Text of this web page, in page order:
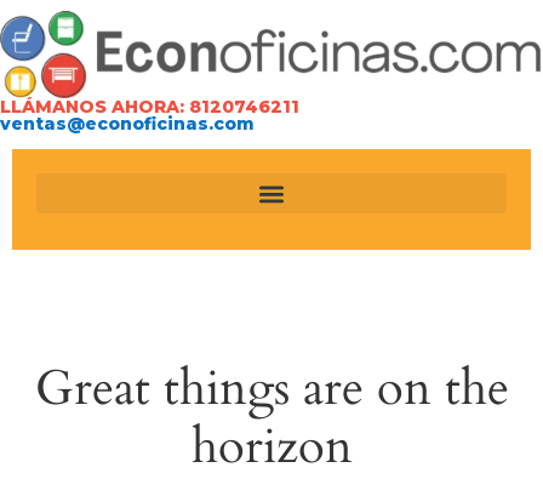
LLÁMANOS AHORA: 8120746211
ventas@econoficinas.com
Great things are on the
horizon